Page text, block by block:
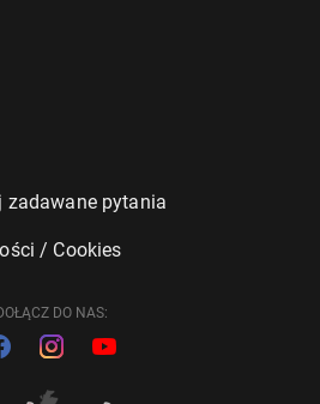
zadawane pytania
/ Cookies
DO NAS: